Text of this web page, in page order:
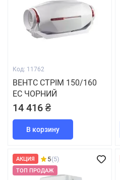
Код: 11762
ВЕНТС СТРІМ 150/160
ЕС ЧОРНИЙ
14 416 ₴
В корзину
АКЦИЯ
ТОП ПРОДАЖ
5(5)